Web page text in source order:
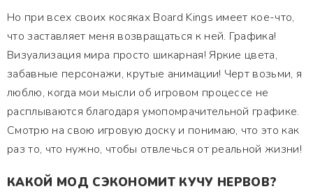
Но при всех своих косяках Board Kings имеет кое-что,
что заставляет меня возвращаться к ней. Графика!
Визуализация мира просто шикарная! Яркие цвета,
забавные персонажи, крутые анимации! Черт возьми, я
люблю, когда мои мысли об игровом процессе не
расплываются благодаря умопомрачительной графике.
Смотрю на свою игровую доску и понимаю, что это как
раз то, что нужно, чтобы отвлечься от реальной жизни!
КАКОЙ МОД СЭКОНОМИТ КУЧУ НЕРВОВ?